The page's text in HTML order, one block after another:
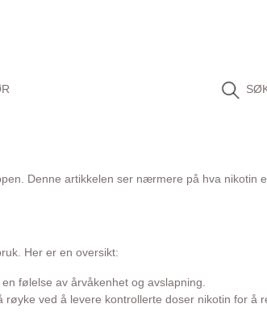
Denne artikkelen ser nærmere på hva nikotin
Her er en oversikt:
følelse av årvåkenhet og avslapning.
ved å levere kontrollerte doser nikotin for å